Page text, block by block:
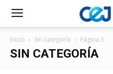
Inicio Sin categoría Página 3
SIN CATEGORÍA